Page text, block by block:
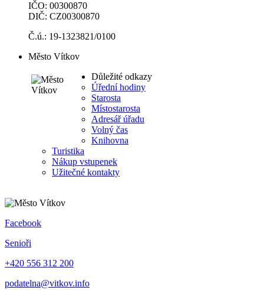
IČO: 00300870
DIČ: CZ00300870
Č.ú.: 19-1323821/0100
Město Vítkov
Důležité odkazy
Úřední hodiny
Starosta
Místostarosta
Adresář úřadu
Volný čas
Knihovna
Turistika
Nákup vstupenek
Užitečné kontakty
Facebook
Senioři
+420 556 312 200
podatelna@vitkov.info